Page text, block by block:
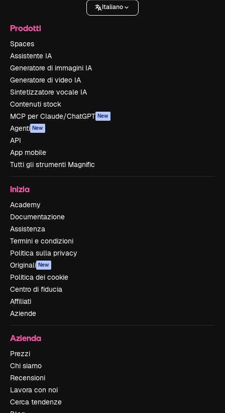
Italiano
Prodotti
Spaces
Assistente IA
Generatore di immagini IA
Generatore di video IA
Sintetizzatore vocale IA
Contenuti stock
MCP per Claude/ChatGPT New
Agenti New
API
App mobile
Tutti gli strumenti Magnific
Inizia
Academy
Documentazione
Assistenza
Termini e condizioni
Politica sulla privacy
Originali New
Politica dei cookie
Centro di fiducia
Affiliati
Aziende
Azienda
Prezzi
Chi siamo
Recensioni
Lavora con noi
Cerca tendenze